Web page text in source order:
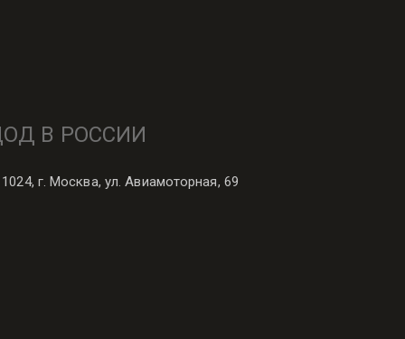
В РОССИИ
г. Москва, ул. Авиамоторная, 69